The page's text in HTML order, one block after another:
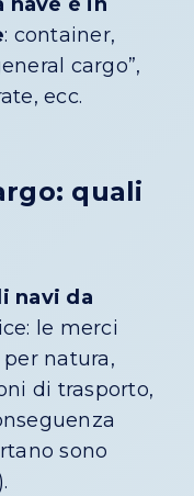
nave è in
: container,
cargo”,
ecc.
quali
navi da
le merci
natura,
di trasporto,
sono